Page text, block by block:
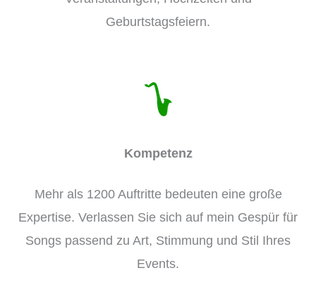
Geburtstagsfeiern.
Kompetenz
Mehr als 1200 Auftritte bedeuten eine große
Expertise. Verlassen Sie sich auf mein Gespür für
Songs passend zu Art, Stimmung und Stil Ihres
Events.